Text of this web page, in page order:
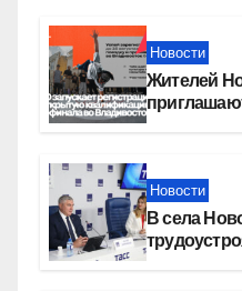
Новости
Жителей
Новости
В села